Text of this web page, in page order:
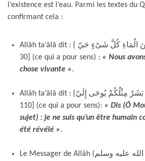
l’existence est l’eau. Parmi les textes du
confirmant cela :
Allâh ta’âlâ dit : { وَجَعَلْنَا مِنَ الْمَاءِ كُلَّ شَىْءٍ حَيّ} [Al-‘Anbiyâ /
30] (ce qui a pour sens) : « Nous
chose vivante ».
Allâh ta’âlâ dit : {قُلْ إِنَّمَا أَنَا بَشَرٌ مِثْلُكُمْ يُوحَى إِلَيّ} [Al-Kahf /
110] (ce qui a pour sens): « Dis (Ô
sujet) : je ne suis qu’un être humain
été révélé ».
Le Messager de Allâh (صلى الله عليه وسلم) lorsqu’il fût